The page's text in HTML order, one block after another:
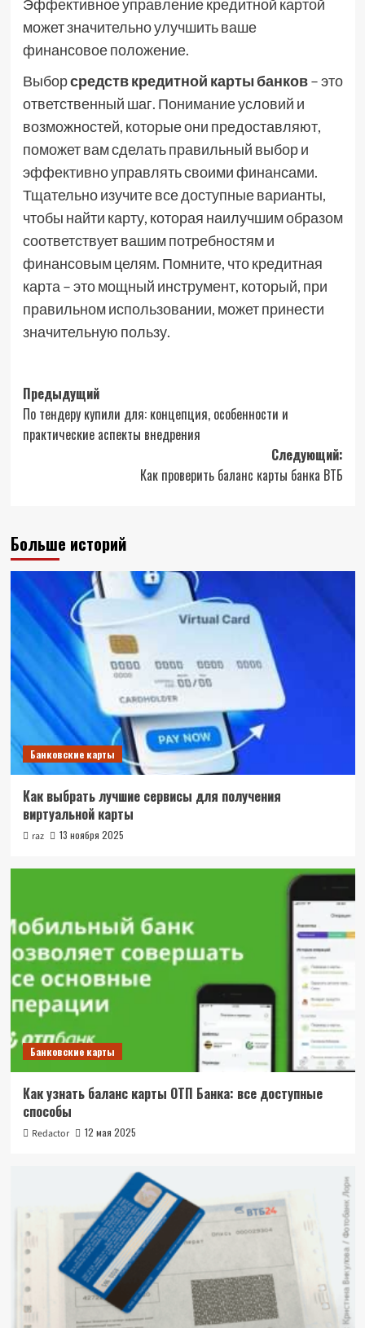
Эффективное управление кредитной картой
может значительно улучшить ваше
финансовое положение.
Выборсредств кредитной карты банков– это
ответственный шаг. Понимание условий и
возможностей, которые они предоставляют,
поможет вам сделать правильный выбор и
эффективно управлять своими финансами.
Тщательно изучите все доступные варианты,
чтобы найти карту, которая наилучшим образом
соответствует вашим потребностям и
финансовым целям. Помните, что кредитная
карта – это мощный инструмент, который, при
правильном использовании, может принести
значительную пользу.
Навигация
записи
Предыдущий
По тендеру купили для: концепция, особенности и
практические аспекты внедрения
Следующий:
Как проверить баланс карты банка ВТБ
Больше историй
Банковские карты
Как выбрать лучшие сервисы для получения
виртуальной карты
raz 13 ноября 2025
Банковские карты
Как узнать баланс карты ОТП Банка: все доступные
способы
Redactor 12 мая 2025